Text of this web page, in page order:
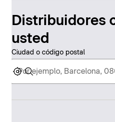
Distribuidores
usted
Ciudad o código postal